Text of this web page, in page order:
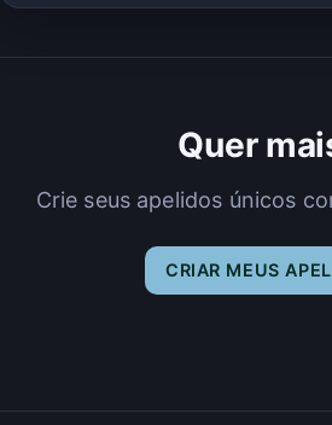
Quer
Crie seus apelidos únicos
CRIAR MEUS